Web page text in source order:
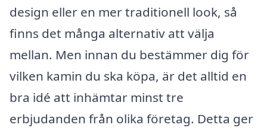
design eller en mer traditionell look, så
finns det många alternativ att välja
mellan. Men innan du bestämmer dig för
vilken kamin du ska köpa, är det alltid en
bra idé att inhämtar minst tre
erbjudanden från olika företag. Detta ger